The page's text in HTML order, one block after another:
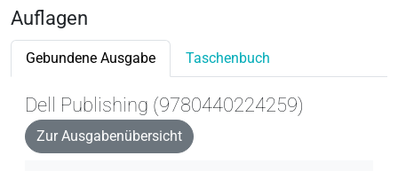
Auflagen
Gebundene Ausgabe Taschenbuch
Dell Publishing (9780440224259)
Zur Ausgabenübersicht